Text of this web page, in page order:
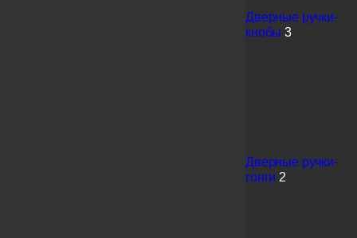
Дверные ручки-
кнобы 3
Дверные ручки-
гонги 2